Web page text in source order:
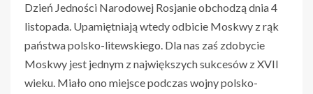
Dzień Jedności Narodowej Rosjanie obchodzą dnia 4
listopada. Upamiętniają wtedy odbicie Moskwy z rąk
państwa polsko-litewskiego. Dla nas zaś zdobycie
Moskwy jest jednym z największych sukcesów z XVII
wieku. Miało ono miejsce podczas wojny polsko-